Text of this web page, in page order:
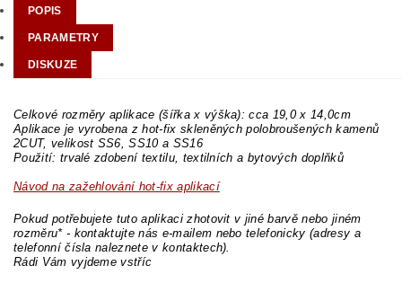
POPIS
PARAMETRY
DISKUZE
Celkové rozměry aplikace (šířka x výška): cca 19,0 x 14,0cm
Aplikace je vyrobena z hot-fix skleněných polobroušených kamenů
2CUT, velikost SS6, SS10 a SS16
Použití: trvalé zdobení textilu, textilních a bytových doplňků
Návod na zažehlování hot-fix aplikací
Pokud potřebujete tuto aplikaci zhotovit v jiné barvě nebo jiném
rozměru* - kontaktujte nás e-mailem nebo telefonicky (adresy a
telefonní čísla naleznete v kontaktech).
Rádi Vám vyjdeme vstříc